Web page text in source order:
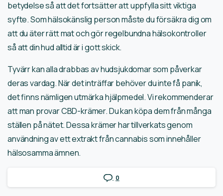
betydelse så att det fortsätter att uppfylla sitt viktiga
syfte. Som hälsokänslig person måste du försäkra dig om
att du äter rätt mat och gör regelbundna hälsokontroller
så att din hud alltid är i gott skick.
Tyvärr kan alla drabbas av hudsjukdomar som påverkar
deras vardag. När det inträffar behöver du inte få panik,
det finns nämligen utmärka hjälpmedel. Vi rekommenderar
att man provar CBD-krämer. Du kan köpa dem från många
ställen på nätet. Dessa krämer har tillverkats genom
användning av ett extrakt från cannabis som innehåller
hälsosamma ämnen.
0